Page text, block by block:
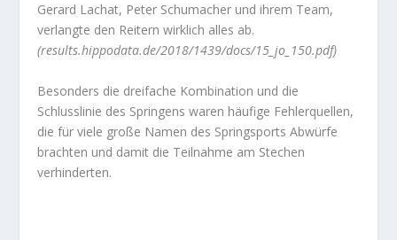
Gerard Lachat, Peter Schumacher und ihrem Team,
verlangte den Reitern wirklich alles ab.
(results.hippodata.de/2018/1439/docs/15_jo_150.pdf)
Besonders die dreifache Kombination und die
Schlusslinie des Springens waren häufige Fehlerquellen,
die für viele große Namen des Springsports Abwürfe
brachten und damit die Teilnahme am Stechen
verhinderten.